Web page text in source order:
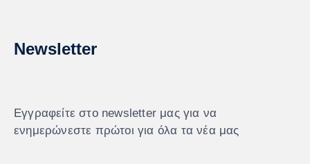
Newsletter
Εγγραφείτε στο newsletter μας για να
ενημερώνεστε πρώτοι για όλα τα νέα μας